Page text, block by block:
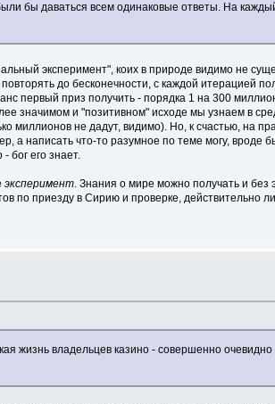
бы даваться всем одинаковые ответы. На
эксперимент", коих в природе видимо не
до бесконечности, с каждой итерацией
первый приз получить - порядка 1 на 300
значимом и "позитивном" исходе мы узнаем в
не дадут, видимо). Но, к счастью, на
а написать что-то разумное по теме могу, вроде
бог его знает.
эксперимент . Знания о мире можно получать и без
по приезду в Сирию и проверке, действительно
жизнь владельцев казино - совершенно